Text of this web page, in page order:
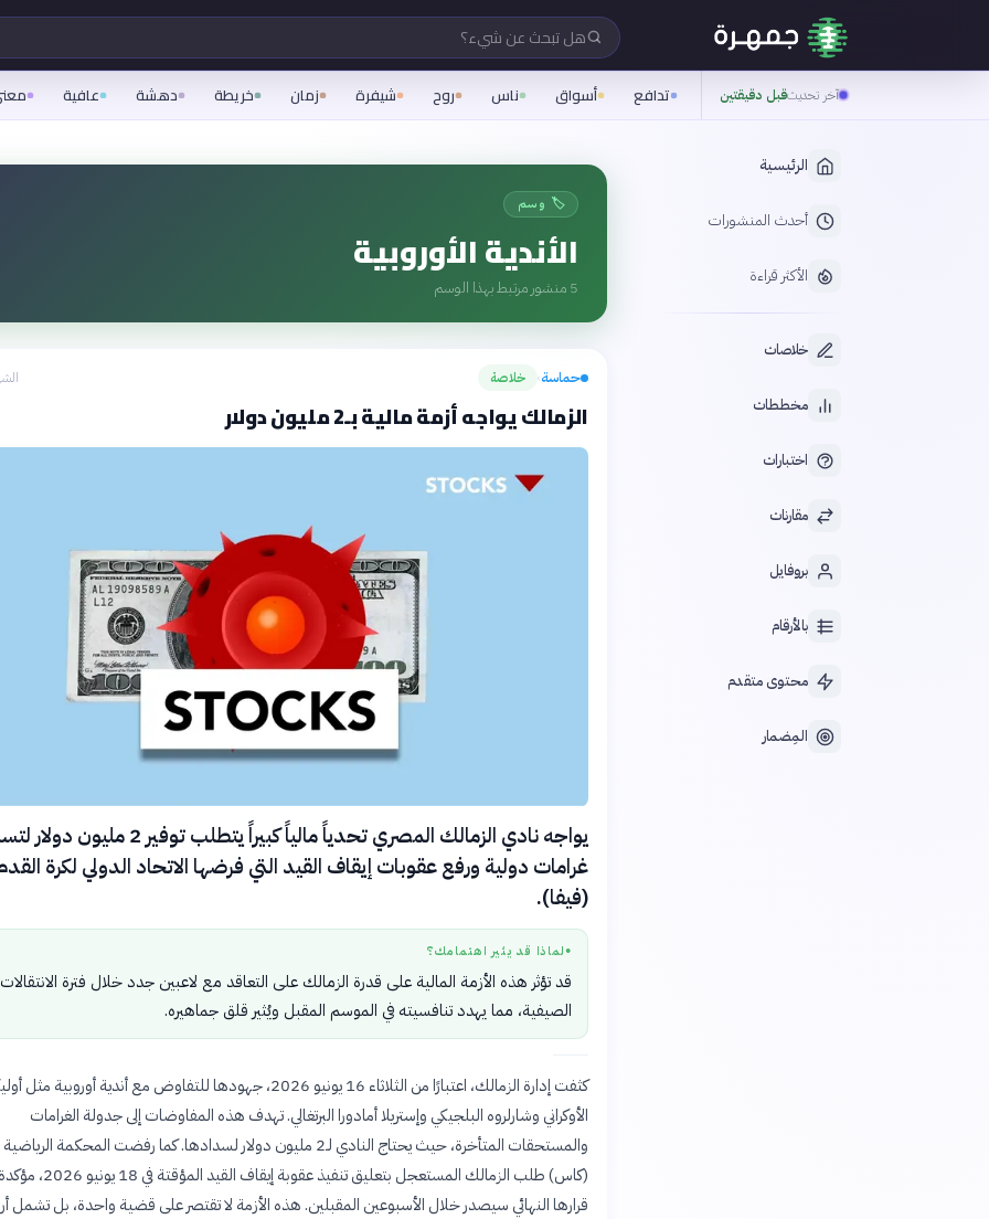
هل تبحث عن شيء؟
آخر تحديثقبل دقيقتين تدافع أسواق ناس روح شيفرة زمان خريطة دهشة عافية
الرئيسية
أحدث المنشورات
الأكثر قراءة
خلاصات
مخططات
اختبارات
مقارنات
بروفايل
بالأرقام
محتوى متقدم
المِضمار
🏷️ وسم
الأندية الأوروبية
5 منشور مرتبط بهذا الوسم
حماسة› خلاصة
الزمالك يواجه أزمة مالية بـ2 مليون دولار
يواجه نادي الزمالك المصري تحدياً مالياً كبيراً يتطلب توفير 2
غرامات دولية ورفع عقوبات إيقاف القيد التي فرضها الاتحاد الدولي لكرة
(فيفا).
● لماذا قد يثير اهتمامك؟
قد تؤثر هذه الأزمة المالية على قدرة الزمالك على التعاقد مع لاعبين جدد خلال فترة الانتقالات
الصيفية، مما يهدد تنافسيته في الموسم المقبل ويُثير قلق جماهيره.
كثفت إدارة الزمالك، اعتبارًا من الثلاثاء 16 يونيو 2026، جهودها للتفاوض مع أندية
الأوكراني وشارلروه البلجيكي وإستريلا أمادورا البرتغالي. تهدف هذه المفاوضات إلى جدولة الغرامات
والمستحقات المتأخرة، حيث يحتاج النادي لـ2 مليون دولار لسدادها. كما رفضت المحكمة
(كاس) طلب الزمالك المستعجل بتعليق تنفيذ عقوبة إيقاف
قرارها النهائي سيصدر خلال الأسبوعين المقبلين. هذه الأزمة لا تقتصر على قضية واحدة، بل تشمل